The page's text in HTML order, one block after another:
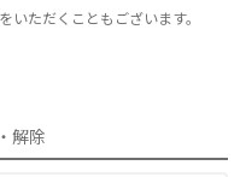
いただくこともございます。
解除